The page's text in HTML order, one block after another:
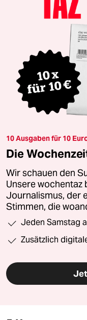
10 Ausgaben für 10
Die
Wir schauen den
Unsere wochentaz
Journalismus, der
Stimmen, die
Jeden Samstag
Zusätzlich